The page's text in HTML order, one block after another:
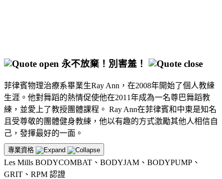
永不放棄！別害羞！
菲律賓物理治療系畢業生Ray Ann，在2008年開始了個人教練
生涯。他對舞蹈的熱情促使他在2011年成為一名尊巴舞蹈教
練，並愛上了教授團體課程。 Ray Ann在菲律賓和中東是知名
且受尊敬的團體健身教練，他以有趣的方式激勵其他人相信自
己，發揮最好的一面。
專業資格
Les Mills BODYCOMBAT、BODYJAM、BODYPUMP、
GRIT、RPM 認證